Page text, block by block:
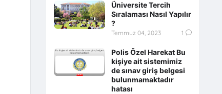
Üniversite Tercih
Sıralaması Nasıl Yapılır
?
Temmuz 04, 2023 1
Polis Özel Harekat Bu
kişiye ait sistemimiz
de sınav giriş belgesi
bulunmamaktadır
hatası